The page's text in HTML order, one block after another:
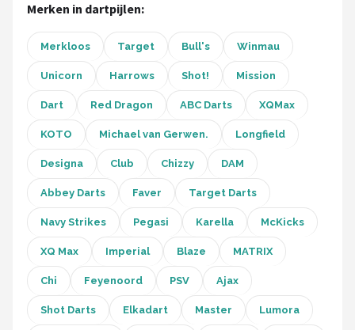
ABC Darts
Mission
Harrows
KOTO
Unicorn
Red Dragon
Alle merken →
Merken in dartpijlen:
Merkloos Target Bull's Winmau
Unicorn Harrows Shot! Mission
Dart Red Dragon ABC Darts XQMax
KOTO Michael van Gerwen. Longfield
Designa Club Chizzy DAM
Abbey Darts Faver Target Darts
Navy Strikes Pegasi Karella McKicks
XQ Max Imperial Blaze MATRIX
Chi Feyenoord PSV Ajax
Shot Darts Elkadart Master Lumora